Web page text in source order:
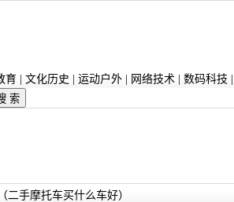
育| 文化历史 运动户外| 网络技术| 数码科技
手摩托车买什么车好）